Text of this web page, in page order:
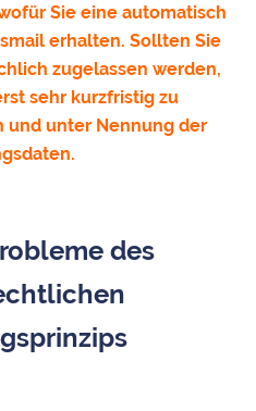
Sie eine automatisch
erhalten. Sollten Sie
zugelassen werden,
sehr kurzfristig zu
und unter Nennung der
des